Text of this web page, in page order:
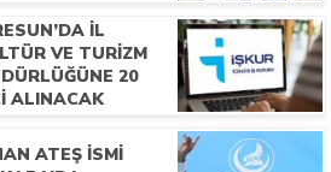
İL
VE TURIZM
20
ALINACAK
ATEŞ İSMI